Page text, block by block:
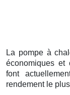
La pompe à
économiques et
font
rendement le